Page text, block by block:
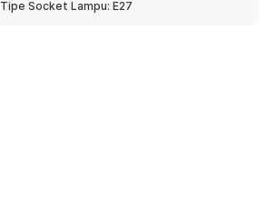
Tipe Socket Lampu: E27